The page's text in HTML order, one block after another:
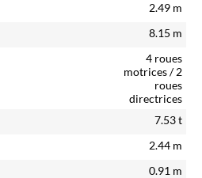
2.49 m
8.15 m
4 roues
motrices / 2
roues
directrices
7.53t
2.44 m
0.91 m